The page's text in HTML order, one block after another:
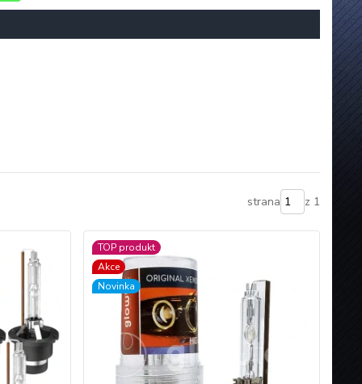
strana z 1
TOP produkt
Akce
Novinka